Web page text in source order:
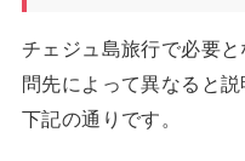
チェジュ島旅行で必要
問先によって異なると
下記の通りです。